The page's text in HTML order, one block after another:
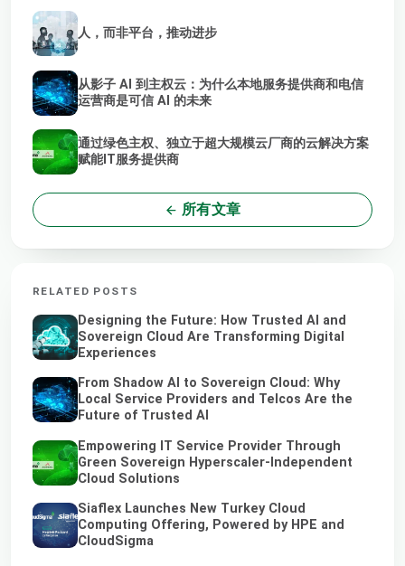
人，而非平台，推动进步
从影子 AI 到主权云：为什么本地服务提供商和电信
运营商是可信 AI 的未来
通过绿色主权、独立于超大规模云厂商的云解决方案
赋能IT服务提供商
所有文章
RELATED POSTS
Designing the Future: How Trusted AI and
Sovereign Cloud Are Transforming Digital
Experiences
From Shadow AI to Sovereign Cloud: Why
Local Service Providers and Telcos Are the
Future of Trusted AI
Empowering IT Service Provider Through
Green Sovereign Hyperscaler-Independent
Cloud Solutions
Siaflex Launches New Turkey Cloud
Computing Offering, Powered by HPE and
CloudSigma